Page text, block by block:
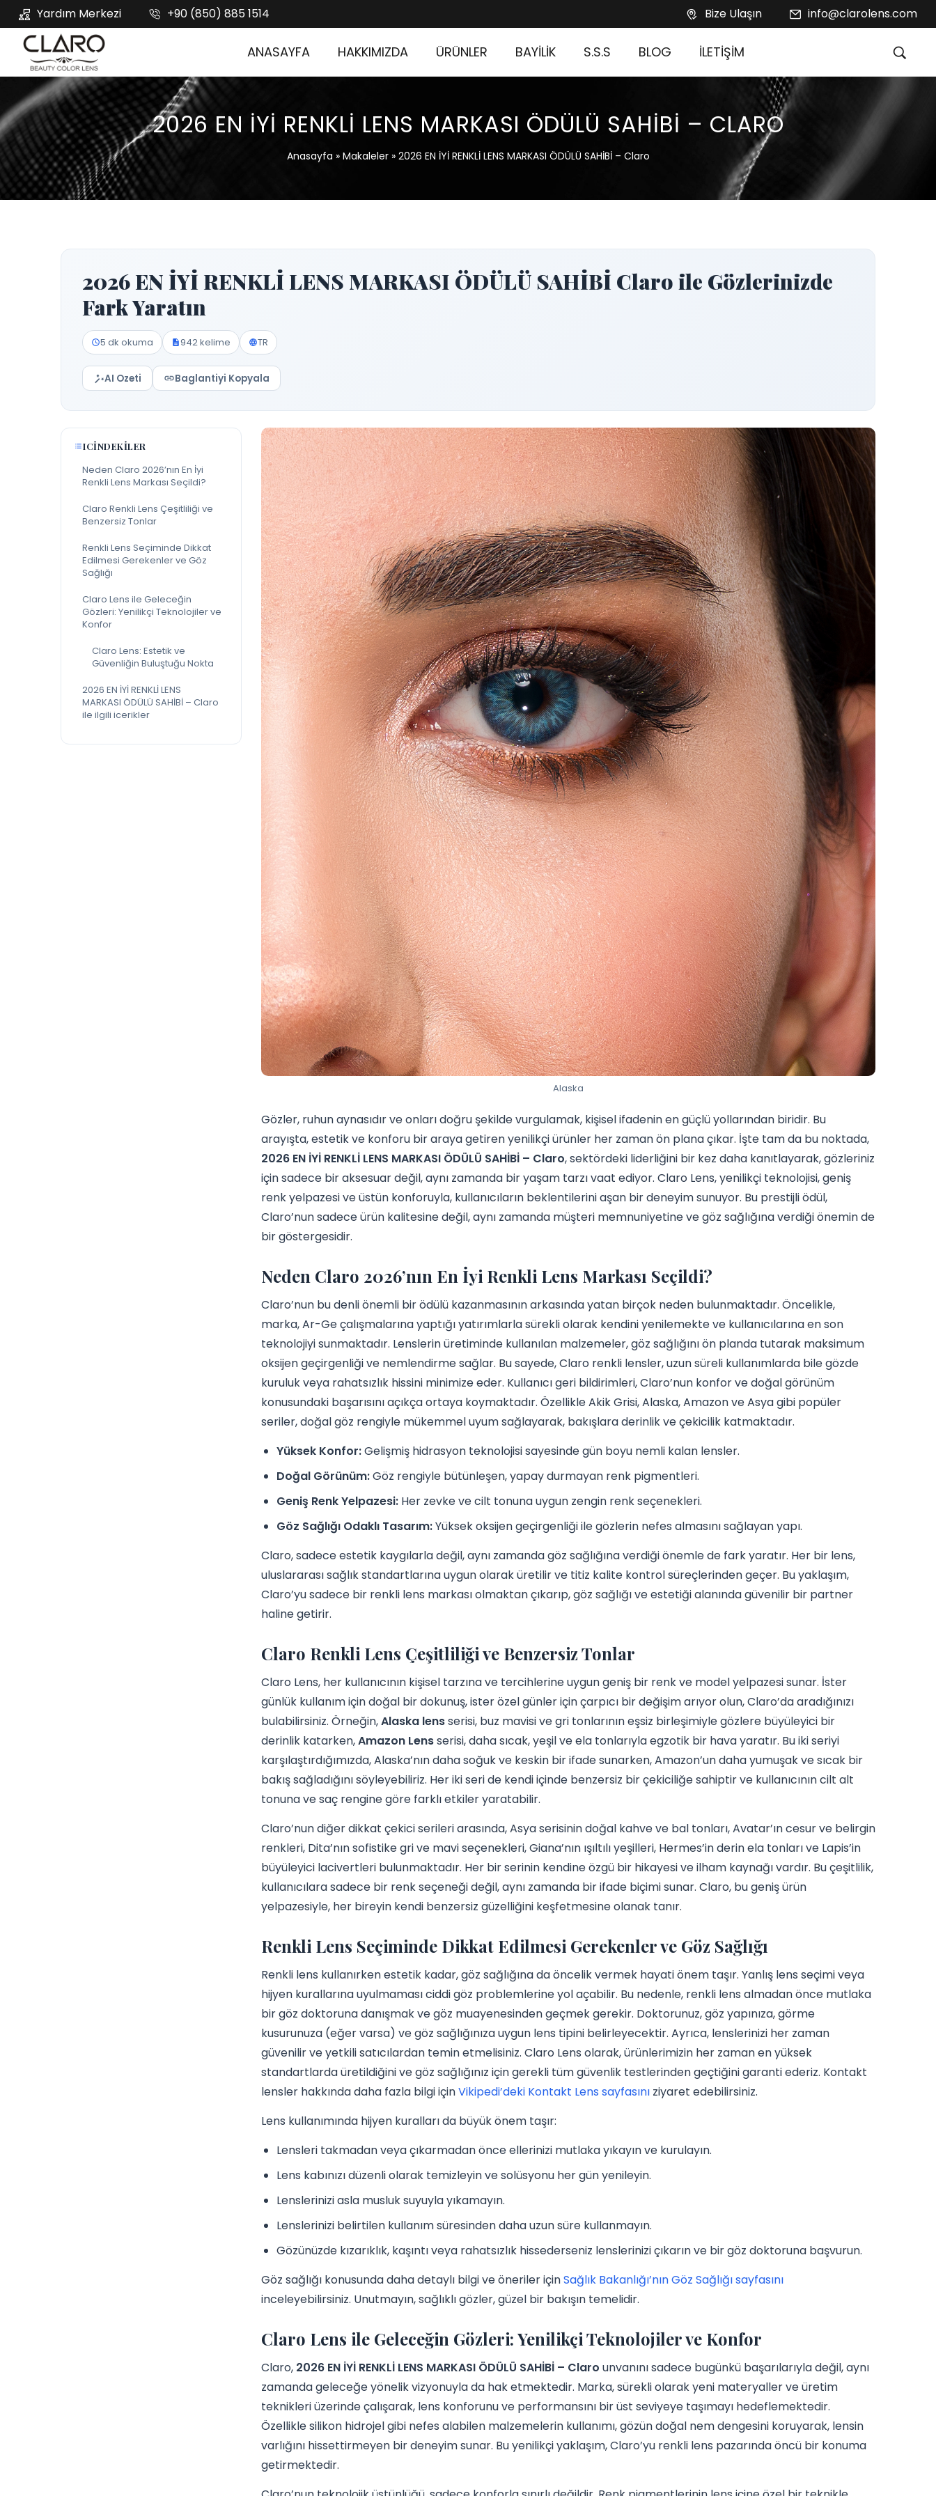
Yardım Merkezi +90 (850) 885 1514 Bize Ulaşın info@clarolens.com
ANASAYFA HAKKIMIZDA ÜRÜNLER BAYİLİK S.S.S BLOG İLETİŞİM
2026 EN İYİ RENKLİ LENS MARKASI ÖDÜLÜ SAHİBİ – CLARO
Anasayfa » Makaleler» 2026 EN İYİ RENKLİ LENS MARKASI ÖDÜLÜ SAHİBİ – Claro
2026 EN İYİ RENKLİ LENS MARKASI ÖDÜLÜ SAHİBİ Claro ile Gözlerinizde
Fark Yaratın
5 dk okuma 942 kelime TR
AI Ozeti Baglantiyi Kopyala
ICINDEKILER
Neden Claro 2026’nın En İyi
Renkli Lens Markası Seçildi?
Claro Renkli Lens Çeşitliliği ve
Benzersiz Tonlar
Renkli Lens Seçiminde Dikkat
Edilmesi Gerekenler ve Göz
Sağlığı
Claro Lens ile Geleceğin
Gözleri: Yenilikçi Teknolojiler ve
Konfor
Claro Lens: Estetik ve
Güvenliğin Buluştuğu Nokta
2026 EN İYİ RENKLİ LENS
MARKASI ÖDÜLÜ SAHİBİ – Claro
ile ilgili icerikler
Alaska
Gözler, ruhun aynasıdır ve onları doğru şekilde vurgulamak, kişisel ifadenin en güçlü yollarından biridir. Bu
arayışta, estetik ve konforu bir araya getiren yenilikçi ürünler her zaman ön plana çıkar. İşte tam da bu noktada,
2026 EN İYİ RENKLİ LENS MARKASI ÖDÜLÜ SAHİBİ – Claro, sektördeki liderliğini bir kez daha kanıtlayarak, gözleriniz
için sadece bir aksesuar değil, aynı zamanda bir yaşam tarzı vaat ediyor. Claro Lens, yenilikçi teknolojisi, geniş
renk yelpazesi ve üstün konforuyla, kullanıcıların beklentilerini aşan bir deneyim sunuyor. Bu prestijli ödül,
Claro’nun sadece ürün kalitesine değil, aynı zamanda müşteri memnuniyetine ve göz sağlığına verdiği önemin de
bir göstergesidir.
Neden Claro 2026’nın En İyi Renkli Lens Markası Seçildi?
Claro’nun bu denli önemli bir ödülü kazanmasının arkasında yatan birçok neden bulunmaktadır. Öncelikle,
marka, Ar-Ge çalışmalarına yaptığı yatırımlarla sürekli olarak kendini yenilemekte ve kullanıcılarına en son
teknolojiyi sunmaktadır. Lenslerin üretiminde kullanılan malzemeler, göz sağlığını ön planda tutarak maksimum
oksijen geçirgenliği ve nemlendirme sağlar. Bu sayede, Claro renkli lensler, uzun süreli kullanımlarda bile gözde
kuruluk veya rahatsızlık hissini minimize eder. Kullanıcı geri bildirimleri, Claro’nun konfor ve doğal görünüm
konusundaki başarısını açıkça ortaya koymaktadır. Özellikle Akik Grisi, Alaska, Amazon ve Asya gibi popüler
seriler, doğal göz rengiyle mükemmel uyum sağlayarak, bakışlara derinlik ve çekicilik katmaktadır.
Yüksek Konfor:Gelişmiş hidrasyon teknolojisi sayesinde gün boyu nemli kalan lensler.
Doğal Görünüm:Göz rengiyle bütünleşen, yapay durmayan renk pigmentleri.
Geniş Renk Yelpazesi: Her zevke ve cilt tonuna uygun zengin renk seçenekleri.
Göz Sağlığı Odaklı Tasarım:Yüksek oksijen geçirgenliği ile gözlerin nefes almasını sağlayan yapı.
Claro, sadece estetik kaygılarla değil, aynı zamanda göz sağlığına verdiği önemle de fark yaratır. Her bir lens,
uluslararası sağlık standartlarına uygun olarak üretilir ve titiz kalite kontrol süreçlerinden geçer. Bu yaklaşım,
Claro’yu sadece bir renkli lens markası olmaktan çıkarıp, göz sağlığı ve estetiği alanında güvenilir bir partner
haline getirir.
Claro Renkli Lens Çeşitliliği ve Benzersiz Tonlar
Claro Lens, her kullanıcının kişisel tarzına ve tercihlerine uygun geniş bir renk ve model yelpazesi sunar. İster
günlük kullanım için doğal bir dokunuş, ister özel günler için çarpıcı bir değişim arıyor olun, Claro’da aradığınızı
bulabilirsiniz. Örneğin,Alaska lensserisi, buz mavisi ve gri tonlarının eşsiz birleşimiyle gözlere büyüleyici bir
derinlik katarken,Amazon Lensserisi, daha sıcak, yeşil ve ela tonlarıyla egzotik bir hava yaratır. Bu iki seriyi
karşılaştırdığımızda, Alaska’nın daha soğuk ve keskin bir ifade sunarken, Amazon’un daha yumuşak ve sıcak bir
bakış sağladığını söyleyebiliriz. Her iki seri de kendi içinde benzersiz bir çekiciliğe sahiptir ve kullanıcının cilt alt
tonuna ve saç rengine göre farklı etkiler yaratabilir.
Claro’nun diğer dikkat çekici serileri arasında, Asya serisinin doğal kahve ve bal tonları, Avatar’ın cesur ve belirgin
renkleri, Dita’nın sofistike gri ve mavi seçenekleri, Giana’nın ışıltılı yeşilleri, Hermes’in derin ela tonları ve Lapis’in
büyüleyici lacivertleri bulunmaktadır. Her bir serinin kendine özgü bir hikayesi ve ilham kaynağı vardır. Bu çeşitlilik,
kullanıcılara sadece bir renk seçeneği değil, aynı zamanda bir ifade biçimi sunar. Claro, bu geniş ürün
yelpazesiyle, her bireyin kendi benzersiz güzelliğini keşfetmesine olanak tanır.
Renkli Lens Seçiminde Dikkat Edilmesi Gerekenler ve Göz Sağlığı
Renkli lens kullanırken estetik kadar, göz sağlığına da öncelik vermek hayati önem taşır. Yanlış lens seçimi veya
hijyen kurallarına uyulmaması ciddi göz problemlerine yol açabilir. Bu nedenle, renkli lens almadan önce mutlaka
bir göz doktoruna danışmak ve göz muayenesinden geçmek gerekir. Doktorunuz, göz yapınıza, görme
kusurunuza (eğer varsa) ve göz sağlığınıza uygun lens tipini belirleyecektir. Ayrıca, lenslerinizi her zaman
güvenilir ve yetkili satıcılardan temin etmelisiniz. Claro Lens olarak, ürünlerimizin her zaman en yüksek
standartlarda üretildiğini ve göz sağlığınız için gerekli tüm güvenlik testlerinden geçtiğini garanti ederiz. Kontakt
lensler hakkında daha fazla bilgi içinVikipedi’deki Kontakt Lens sayfasını ziyaret edebilirsiniz.
Lens kullanımında hijyen kuralları da büyük önem taşır:
Lensleri takmadan veya çıkarmadan önce ellerinizi mutlaka yıkayın ve kurulayın.
Lens kabınızı düzenli olarak temizleyin ve solüsyonu her gün yenileyin.
Lenslerinizi asla musluk suyuyla yıkamayın.
Lenslerinizi belirtilen kullanım süresinden daha uzun süre kullanmayın.
Gözünüzde kızarıklık, kaşıntı veya rahatsızlık hissederseniz lenslerinizi çıkarın ve bir göz doktoruna başvurun.
Göz sağlığı konusunda daha detaylı bilgi ve öneriler içinSağlık Bakanlığı’nın Göz Sağlığı sayfasını
inceleyebilirsiniz. Unutmayın, sağlıklı gözler, güzel bir bakışın temelidir.
Claro Lens ile Geleceğin Gözleri: Yenilikçi Teknolojiler ve Konfor
Claro, 2026 EN İYİ RENKLİ LENS MARKASI ÖDÜLÜ SAHİBİ – Claro unvanını sadece bugünkü başarılarıyla değil, aynı
zamanda geleceğe yönelik vizyonuyla da hak etmektedir. Marka, sürekli olarak yeni materyaller ve üretim
teknikleri üzerinde çalışarak, lens konforunu ve performansını bir üst seviyeye taşımayı hedeflemektedir.
Özellikle silikon hidrojel gibi nefes alabilen malzemelerin kullanımı, gözün doğal nem dengesini koruyarak, lensin
varlığını hissettirmeyen bir deneyim sunar. Bu yenilikçi yaklaşım, Claro’yu renkli lens pazarında öncü bir konuma
getirmektedir.